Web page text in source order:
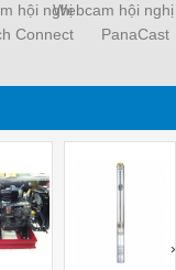
hội nghị
Connect
Webcam hội
PanaCast
›